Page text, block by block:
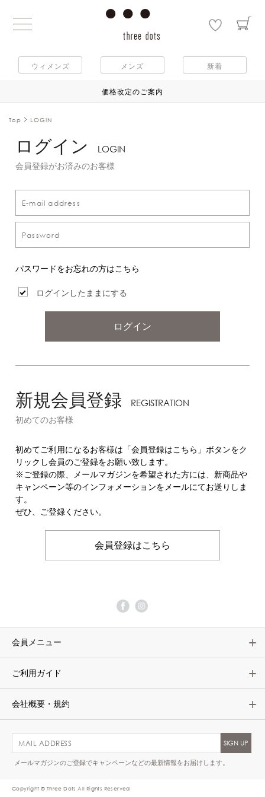
ウィメンズ メンズ 新着
価格改定のご案内
Top LOGIN
ログイン LOGIN
会員登録がお済みのお客様
パスワードをお忘れの方はこちら
ログインしたままにする
ログイン
新規会員登録 REGISTRATION
初めてのお客様
初めてご利用になるお客様は「会員登録はこちら」ボタンをク
リックし会員のご登録をお願い致します。
※ご登録の際、メールマガジンを希望された方には、新商品や
キャンペーン等のインフォメーションをメールにてお送りしま
す。
ぜひ、ご登録ください。
会員登録はこちら
会員メニュー
ご利用ガイド
会社概要・規約
メールマガジンのご登録でキャンペーンなどの最新情報をお届けします。
Copyright © Three Dots All Rights Reserved